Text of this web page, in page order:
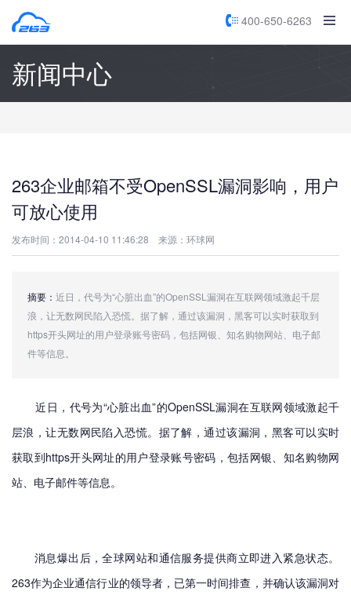
400-650-6263
新闻中心
263企业邮箱不受OpenSSL漏洞影响，用户
可放心使用
发布时间：2014-04-10 11:46:28 来源：环球网
摘要： 近日，代号为“心脏出血”的OpenSSL漏洞在互联网领域激起千层
浪，让无数网民陷入恐慌。据了解，通过该漏洞，黑客可以实时获取到
https开头网址的用户登录账号密码，包括网银、知名购物网站、电子邮
件等信息。
近日，代号为“心脏出血”的OpenSSL漏洞在互联网领域激起千
层浪，让无数网民陷入恐慌。据了解，通过该漏洞，黑客可以实时
获取到https开头网址的用户登录账号密码，包括网银、知名购物网
站、电子邮件等信息。
消息爆出后，全球网站和通信服务提供商立即进入紧急状态。
263作为企业通信行业的领导者，已第一时间排查，并确认该漏洞对